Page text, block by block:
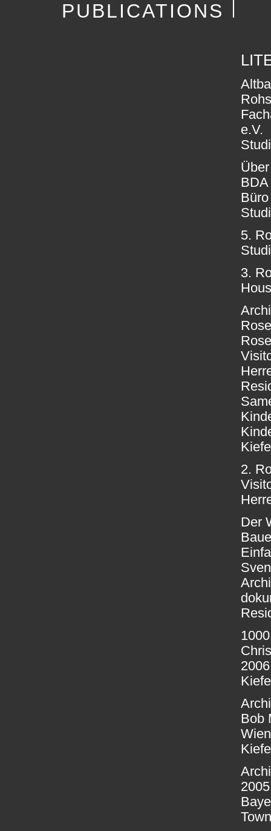
PUBLICATIONS
e.V.
5.
3.
2.
Der
2006
Bob
2005